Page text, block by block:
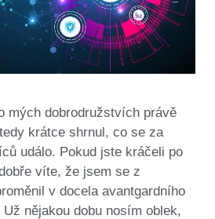
mých dobrodružstvích právě
krátce shrnul, co se za
událo. Pokud jste kráčeli po
víte, že jsem se z
v docela avantgardního
nějakou dobu nosím oblek,